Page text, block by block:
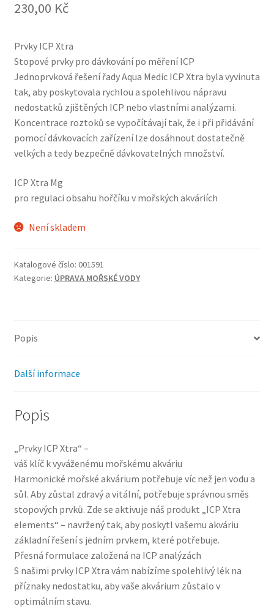
230,00 Kč
Prvky ICP Xtra
Stopové prvky pro dávkování po měření ICP
Jednoprvková řešení řady Aqua Medic ICP Xtra byla vyvinuta
tak, aby poskytovala rychlou a spolehlivou nápravu
nedostatků zjištěných ICP nebo vlastními analýzami.
Koncentrace roztoků se vypočítávají tak, že i při přidávání
pomocí dávkovacích zařízení lze dosáhnout dostatečně
velkých a tedy bezpečně dávkovatelných množství.
ICP Xtra Mg
pro regulaci obsahu hořčíku v mořských akváriích
Není skladem
Katalogové číslo: 001591
Kategorie: ÚPRAVA MOŘSKÉ VODY
Popis
Další informace
Popis
„Prvky ICP Xtra“ –
váš klíč k vyváženému mořskému akváriu
Harmonické mořské akvárium potřebuje víc než jen vodu a
sůl. Aby zůstal zdravý a vitální, potřebuje správnou směs
stopových prvků. Zde se aktivuje náš produkt „ICP Xtra
elements“ – navržený tak, aby poskytl vašemu akváriu
základní řešení s jedním prvkem, které potřebuje.
Přesná formulace založená na ICP analýzách
S našimi prvky ICP Xtra vám nabízíme spolehlivý lék na
příznaky nedostatku, aby vaše akvárium zůstalo v
optimálním stavu.